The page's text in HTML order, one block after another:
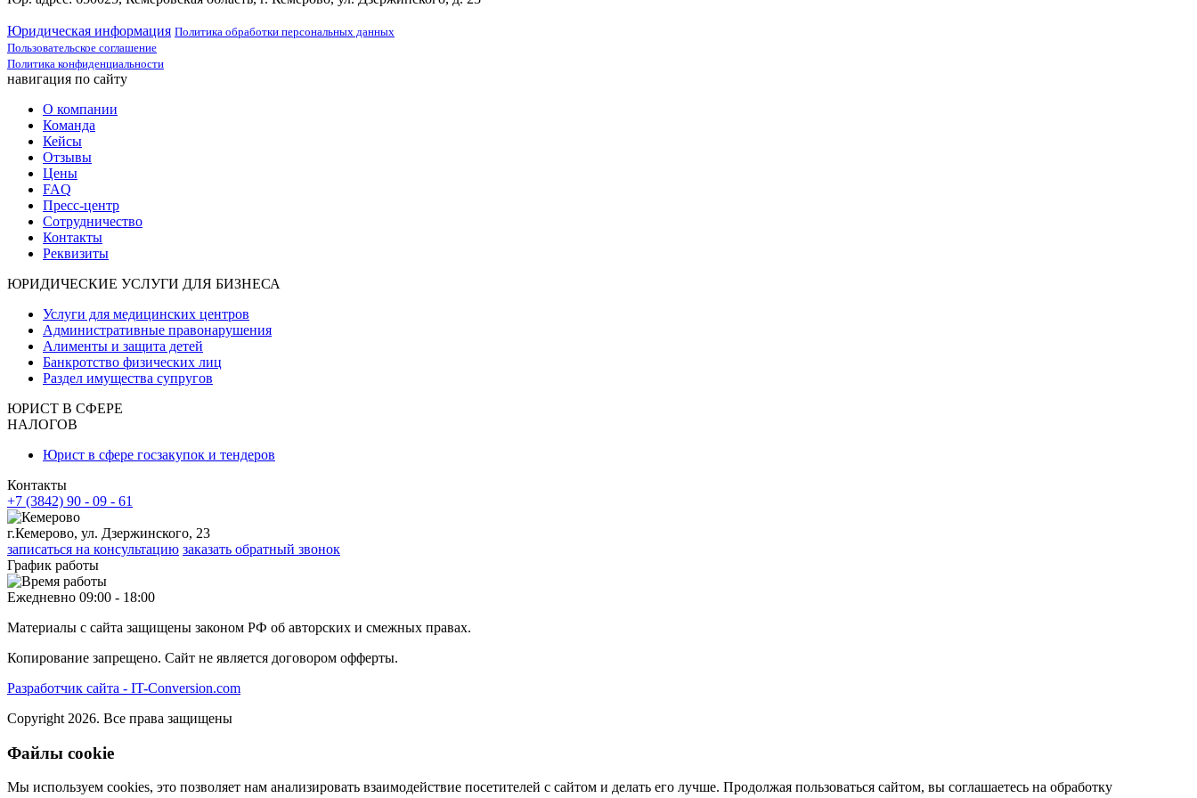
Юридическая информация Политика обработки персональных данных
Пользовательское соглашение
Политика конфиденциальности
навигация по сайту
О компании
Команда
Кейсы
Отзывы
Цены
FAQ
Пресс-центр
Сотрудничество
Контакты
Реквизиты
ЮРИДИЧЕСКИЕ УСЛУГИ ДЛЯ БИЗНЕСА
Услуги для медицинских центров
Административные правонарушения
Алименты и защита детей
Банкротство физических лиц
Раздел имущества супругов
ЮРИСТ В СФЕРЕ
НАЛОГОВ
Юрист в сфере госзакупок и тендеров
Контакты
+7 (3842) 90 - 09 - 61
г.Кемерово, ул. Дзержинского, 23
записаться на консультацию заказать обратный звонок
График работы
Ежедневно 09:00 - 18:00
Материалы с сайта защищены законом РФ об авторских и смежных правах.
Копирование запрещено. Сайт не является договором офферты.
Разработчик сайта - IT-Conversion.com
Copyright 2026. Все права защищены
Файлы cookie
Мы используем cookies, это позволяет нам анализировать взаимодействие посетителей с сайтом и делать его лучше. Продолжая пользоваться сайтом, вы соглашаетесь на обработку